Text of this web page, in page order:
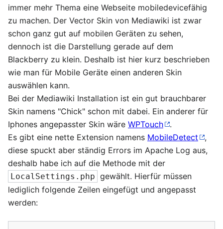
immer mehr Thema eine Webseite mobiledevicefähig
zu machen. Der Vector Skin von Mediawiki ist zwar
schon ganz gut auf mobilen Geräten zu sehen,
dennoch ist die Darstellung gerade auf dem
Blackberry zu klein. Deshalb ist hier kurz beschrieben
wie man für Mobile Geräte einen anderen Skin
auswählen kann.
Bei der Mediawiki Installation ist ein gut brauchbarer
Skin namens "Chick" schon mit dabei. Ein anderer für
Iphones angepasster Skin wäre WPTouch
.
Es gibt eine nette Extension namens MobileDetect
,
diese spuckt aber ständig Errors im Apache Log aus,
deshalb habe ich auf die Methode mit der
LocalSettings.php gewählt. Hierfür müssen
lediglich folgende Zeilen eingefügt und angepasst
werden: